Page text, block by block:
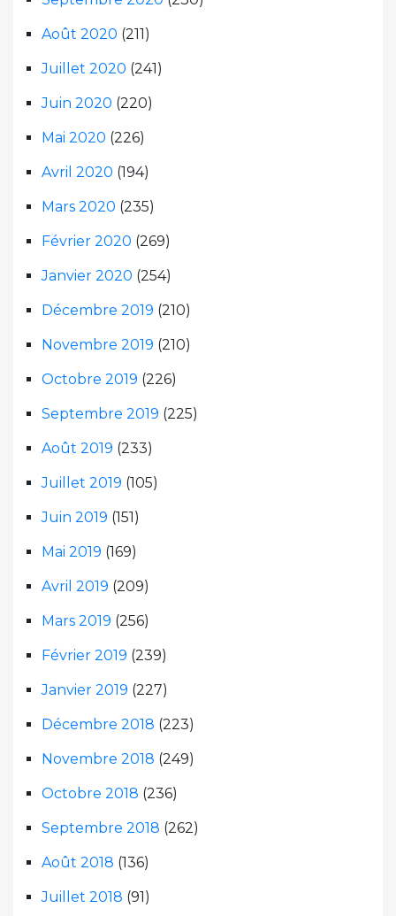
Août 2020 (211)
Juillet 2020 (241)
Juin 2020 (220)
Mai 2020 (226)
Avril 2020 (194)
Mars 2020 (235)
Février 2020 (269)
Janvier 2020 (254)
Décembre 2019 (210)
Novembre 2019 (210)
Octobre 2019 (226)
Septembre 2019 (225)
Août 2019 (233)
Juillet 2019 (105)
Juin 2019 (151)
Mai 2019 (169)
Avril 2019 (209)
Mars 2019 (256)
Février 2019 (239)
Janvier 2019 (227)
Décembre 2018 (223)
Novembre 2018 (249)
Octobre 2018 (236)
Septembre 2018 (262)
Août 2018 (136)
Juillet 2018 (91)